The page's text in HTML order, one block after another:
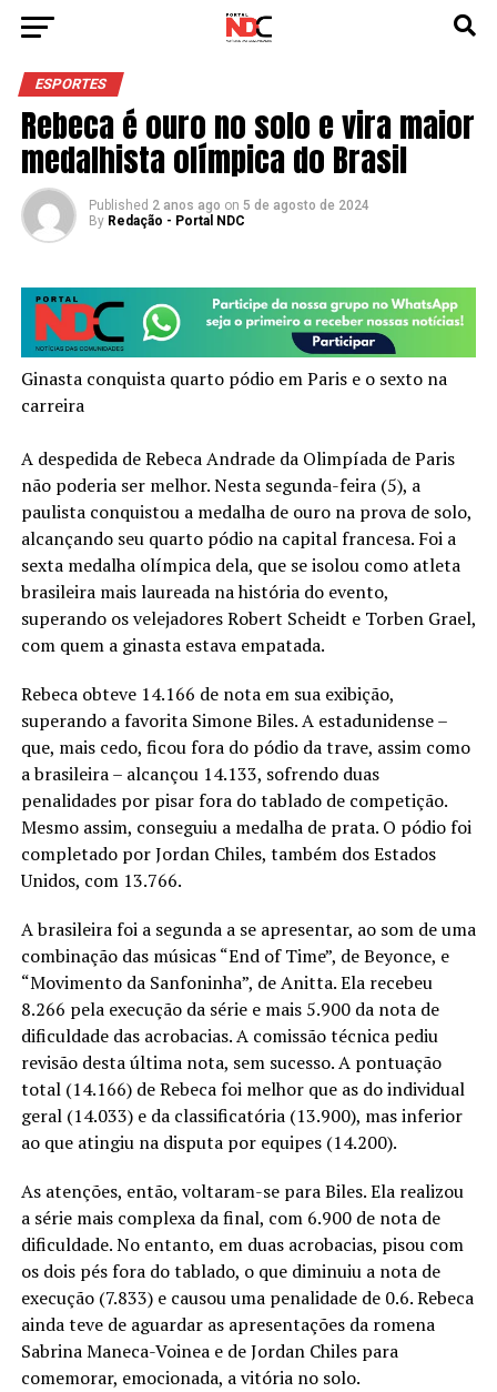
ESPORTES
Rebeca é ouro no solo e vira maior
medalhista olímpica do Brasil
Published 2 anos ago on 5 de agosto de 2024
By Redação - Portal NDC
Ginasta conquista quarto pódio em Paris e o sexto na
carreira
A despedida de Rebeca Andrade da Olimpíada de Paris
não poderia ser melhor. Nesta segunda-feira (5), a
paulista conquistou a medalha de ouro na prova de solo,
alcançando seu quarto pódio na capital francesa. Foi a
sexta medalha olímpica dela, que se isolou como atleta
brasileira mais laureada na história do evento,
superando os velejadores Robert Scheidt e Torben Grael,
com quem a ginasta estava empatada.
Rebeca obteve 14.166 de nota em sua exibição,
superando a favorita Simone Biles. A estadunidense –
que, mais cedo, ficou fora do pódio da trave, assim como
a brasileira – alcançou 14.133, sofrendo duas
penalidades por pisar fora do tablado de competição.
Mesmo assim, conseguiu a medalha de prata. O pódio foi
completado por Jordan Chiles, também dos Estados
Unidos, com 13.766.
A brasileira foi a segunda a se apresentar, ao som de uma
combinação das músicas “End of Time”, de Beyonce, e
“Movimento da Sanfoninha”, de Anitta. Ela recebeu
8.266 pela execução da série e mais 5.900 da nota de
dificuldade das acrobacias. A comissão técnica pediu
revisão desta última nota, sem sucesso. A pontuação
total (14.166) de Rebeca foi melhor que as do individual
geral (14.033) e da classificatória (13.900), mas inferior
ao que atingiu na disputa por equipes (14.200).
As atenções, então, voltaram-se para Biles. Ela realizou
a série mais complexa da final, com 6.900 de nota de
dificuldade. No entanto, em duas acrobacias, pisou com
os dois pés fora do tablado, o que diminuiu a nota de
execução (7.833) e causou uma penalidade de 0.6. Rebeca
ainda teve de aguardar as apresentações da romena
Sabrina Maneca-Voinea e de Jordan Chiles para
comemorar, emocionada, a vitória no solo.